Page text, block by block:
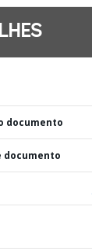
documento
documento